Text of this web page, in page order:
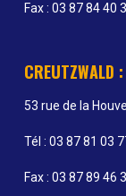
Fax : 03 87 84 40
CREUTZWALD :
53 rue de la
Tél : 03 87 81 03
Fax : 03 87 89 46